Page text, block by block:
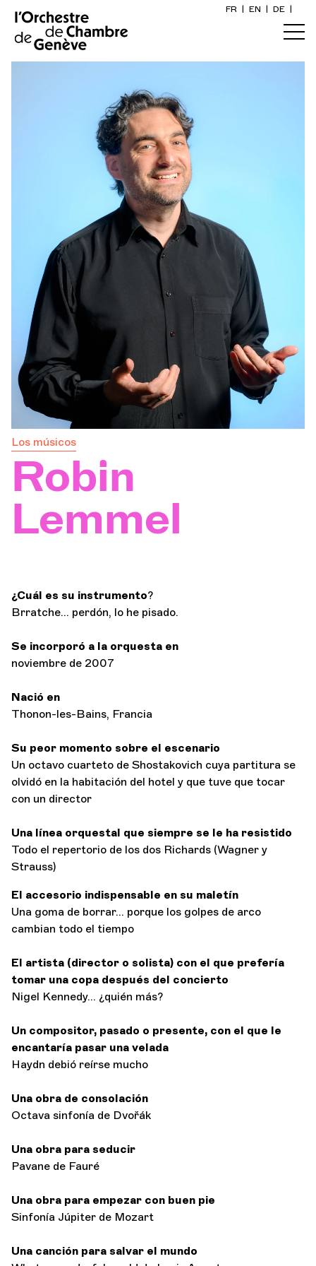
FR EN DE
Los músicos
Robin
Lemmel
¿Cuál es su instrumento?
Brratche... perdón, lo he pisado.
Se incorporó a la orquesta en
noviembre de 2007
Nació en
Thonon-les-Bains, Francia
Su peor momento sobre el escenario
Un octavo cuarteto de Shostakovich cuya partitura se
olvidó en la habitación del hotel y que tuve que tocar
con un director
Una línea orquestal que siempre se le ha resistido
Todo el repertorio de los dos Richards (Wagner y
Strauss)
El accesorio indispensable en su maletín
Una goma de borrar... porque los golpes de arco
cambian todo el tiempo
El artista (director o solista) con el que prefería
tomar una copa después del concierto
Nigel Kennedy... ¿quién más?
Un compositor, pasado o presente, con el que le
encantaría pasar una velada
Haydn debió reírse mucho
Una obra de consolación
Octava sinfonía de Dvořák
Una obra para seducir
Pavane de Fauré
Una obra para empezar con buen pie
Sinfonía Júpiter de Mozart
Una canción para salvar el mundo
Inicio
Calendario
Comprar un billete
Información práctica
Explore
Participación cultural
LA OCG
Espacio Pro
Iniciar sesión
¿Quiénes somos?
Dirección artística
Los músicos
Artistas asociados
Premio OCG